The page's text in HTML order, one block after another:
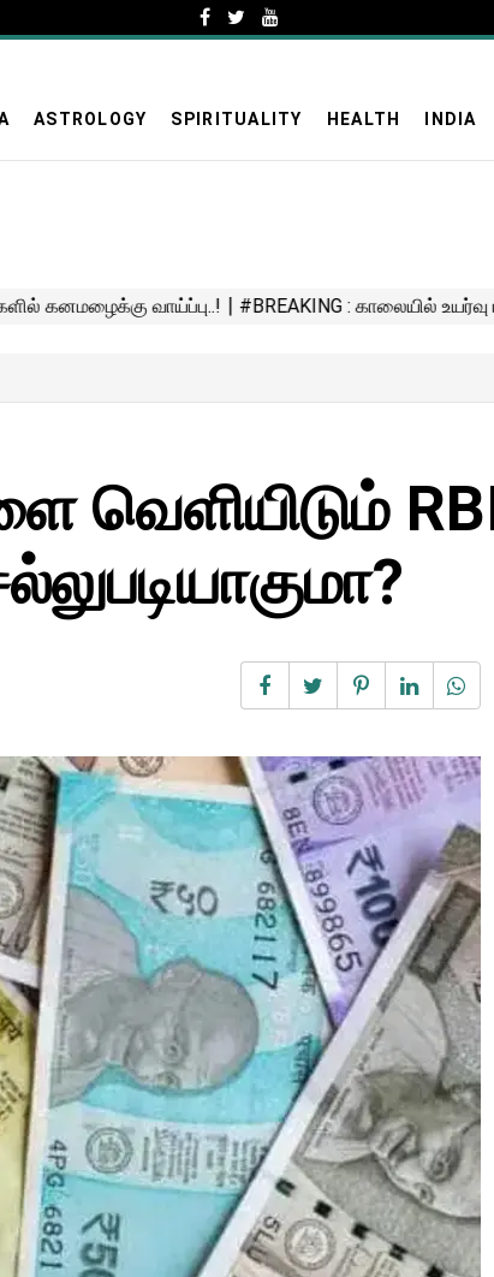
ASTROLOGY SPIRITUALITY HEALTH INDIA
வெளியிடும்